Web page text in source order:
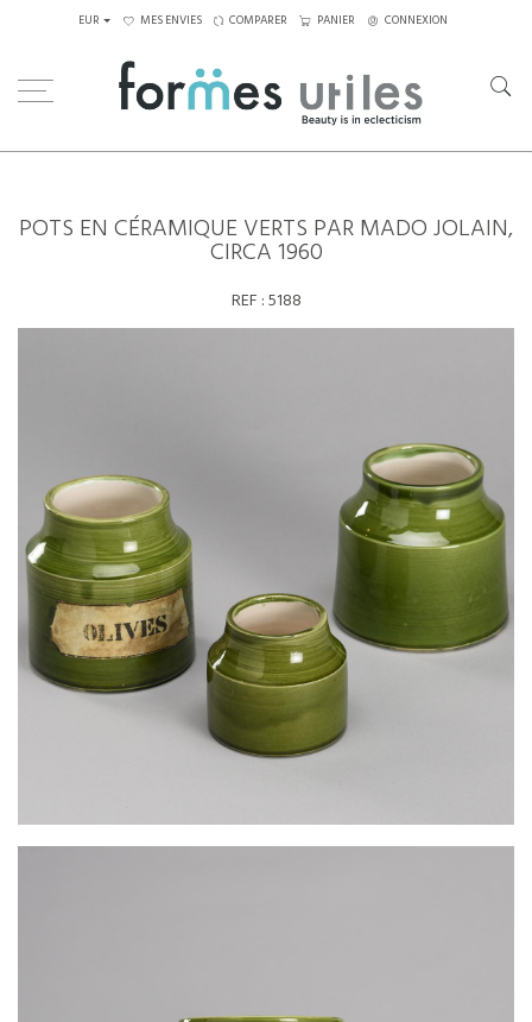
EUR MES ENVIES COMPARER PANIER CONNEXION
POTS EN CÉRAMIQUE VERTS PAR MADO JOLAIN,
CIRCA 1960
REF :5188